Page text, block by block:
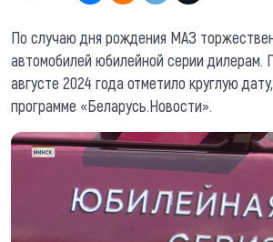
По случаю дня рождения МАЗ
автомобилей юбилейной серии дилерам.
августе 2024 года отметило круглую
программе «Беларусь.Новости».